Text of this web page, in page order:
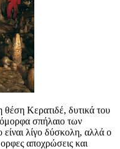
Κερατιδέ, δυτικά του
σπήλαιο των
λίγο δύσκολη, αλλά ο
αποχρώσεις και